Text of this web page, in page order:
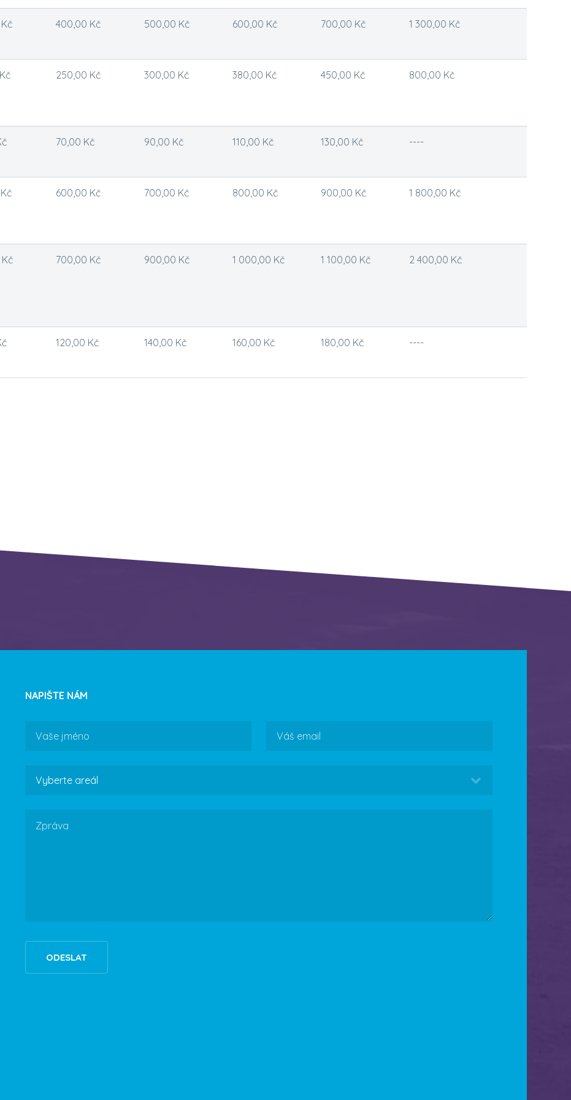
400,00 Kč 500,00 Kč 600,00 Kč 700,00 Kč 1 300,00 Kč
250,00 Kč 300,00 Kč 380,00 Kč 450,00 Kč 800,00 Kč
70,00 Kč 90,00 Kč 110,00 Kč 130,00 Kč ----
600,00 Kč 700,00 Kč 800,00 Kč 900,00 Kč 1 800,00 Kč
700,00 Kč 900,00 Kč 1 000,00 Kč 1 100,00 Kč 2 400,00 Kč
120,00 Kč 140,00 Kč 160,00 Kč 180,00 Kč ----
NAPIŠTE NÁM
ODESLAT